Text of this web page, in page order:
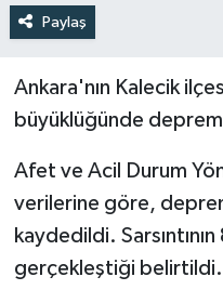
Paylaş
Ankara'nın Kalecik
büyüklüğünde
Afet ve Acil Durum
verilerine göre,
kaydedildi.
gerçekleştiği belirtildi.